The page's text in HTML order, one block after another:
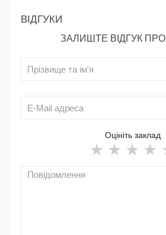
ВІДГУКИ
ЗАЛИШТЕ ВІДГУК
Оцініть заклад